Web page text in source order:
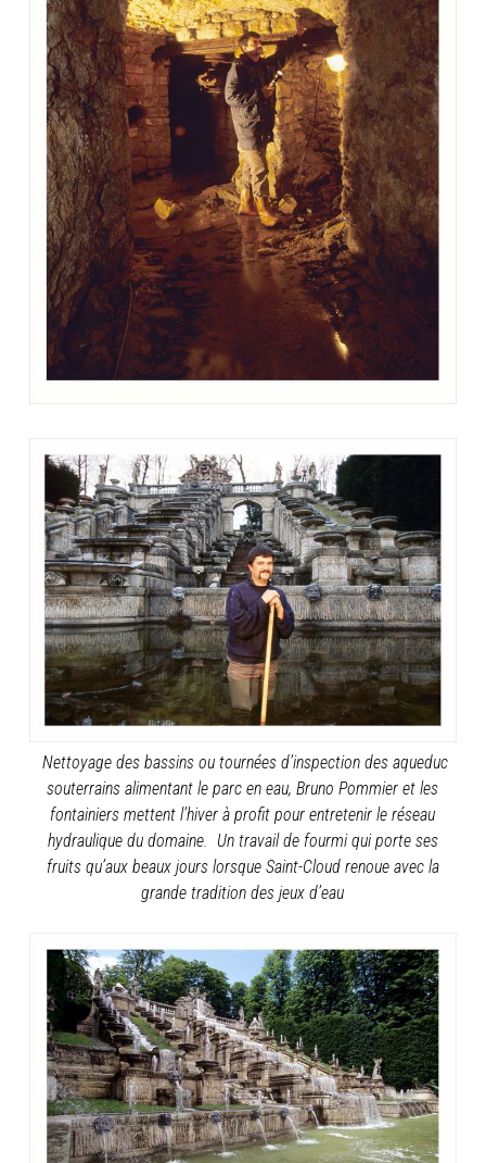
Nettoyage des bassins ou tournées d’inspection des aqueduc
souterrains alimentantle parc en eau,Bruno Pommier et les
fontainiers mettent l’hiver à profit pour entretenir le réseau
hydraulique du domaine. Un travail de fourmi qui porte ses
fruits qu’aux beaux jours lorsque Saint-Cloud renoue avec la
grande tradition des jeux d’eau